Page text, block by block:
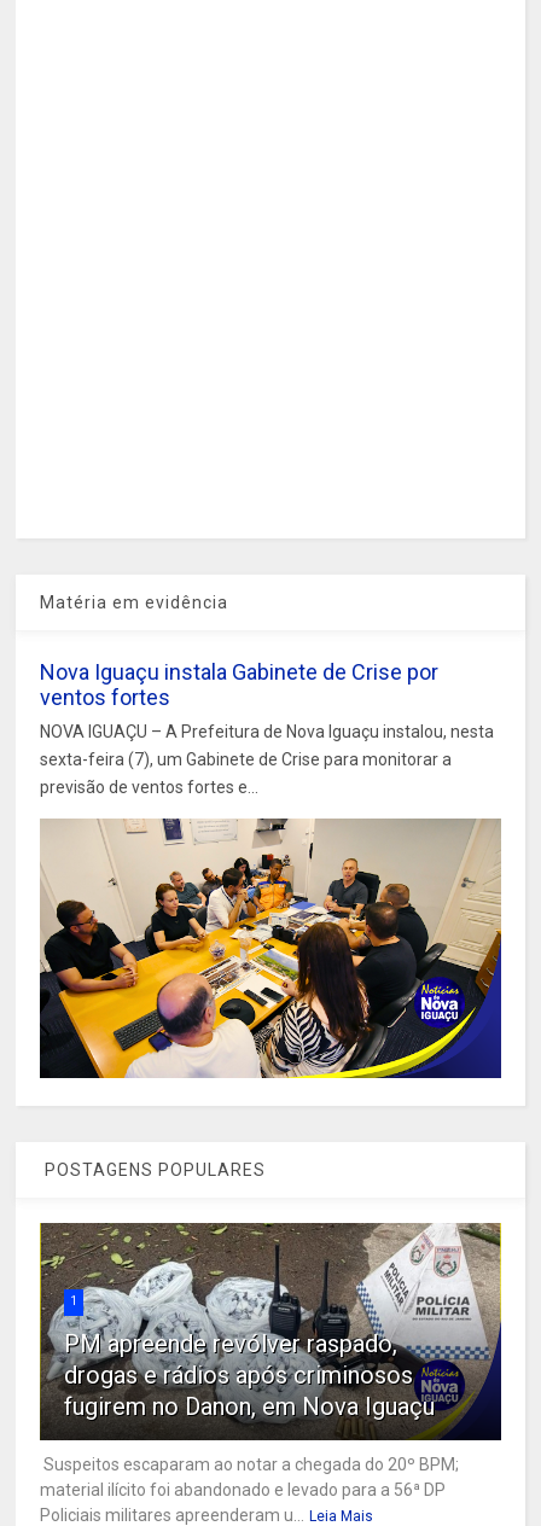
Matéria em evidência
Nova Iguaçu instala Gabinete de Crise por
ventos fortes
NOVA IGUAÇU – A Prefeitura de Nova Iguaçu instalou, nesta
sexta-feira (7), um Gabinete de Crise para monitorar a
previsão de ventos fortes e...
POSTAGENS POPULARES
1
PM apreende revólver raspado,
drogas e rádios após criminosos
fugirem no Danon, em Nova Iguaçu
Suspeitos escaparam ao notar a chegada do 20º BPM;
material ilícito foi abandonado e levado para a 56ª DP
Policiais militares apreenderam u...
Leia Mais